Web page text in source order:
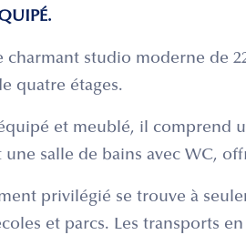
charmant studio moderne de
quatre étages.
et meublé, il comprend
une salle de bains avec WC,
privilégié se trouve à
et parcs. Les transports